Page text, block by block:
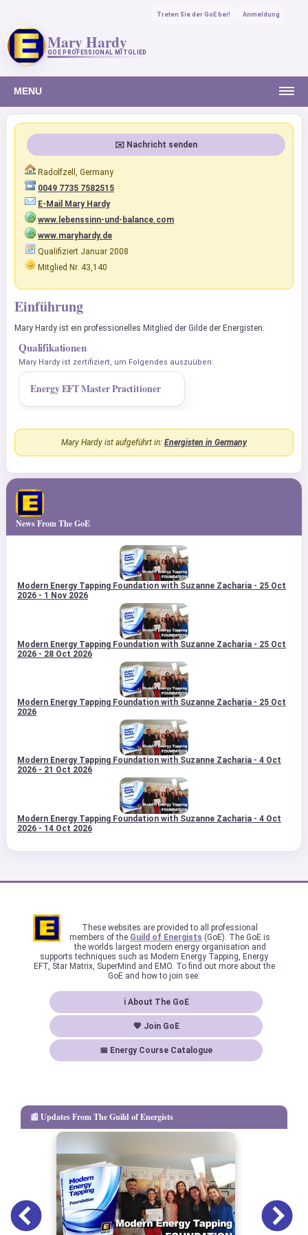
Treten Sie der GoE bei! Anmeldung
Mary Hardy
GOE PROFESSIONAL MITGLIED
MENU
✉️ Nachricht senden
Radolfzell, Germany
0049 7735 7582515
E-Mail Mary Hardy
www.lebenssinn-und-balance.com
www.maryhardy.de
Qualifiziert Januar 2008
Mitglied Nr. 43,140
Einführung
Mary Hardy ist ein professionelles Mitglied der Gilde der Energisten.
Qualifikationen
Mary Hardy ist zertifiziert, um Folgendes auszuüben:
Energy EFT Master Practitioner
Mary Hardy ist aufgeführt in: Energisten in Germany
News From The GoE
Modern Energy Tapping Foundation with Suzanne Zacharia - 25 Oct
2026 - 1 Nov 2026
Modern Energy Tapping Foundation with Suzanne Zacharia - 25 Oct
2026 - 28 Oct 2026
Modern Energy Tapping Foundation with Suzanne Zacharia - 25 Oct
2026
Modern Energy Tapping Foundation with Suzanne Zacharia - 4 Oct
2026 - 21 Oct 2026
Modern Energy Tapping Foundation with Suzanne Zacharia - 4 Oct
2026 - 14 Oct 2026
These websites are provided to all professional
members of the Guild of Energists (GoE). The GoE is
the worlds largest modern energy organisation and
supports techniques such as Modern Energy Tapping, Energy
EFT, Star Matrix, SuperMind and EMO. To find out more about the
GoE and how to join see:
ℹ About The GoE
💖 Join GoE
📅 Energy Course Catalogue
📰 Updates From The Guild of Energists